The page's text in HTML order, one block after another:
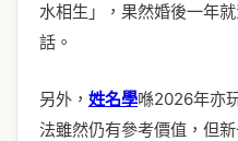
水相生」，果然婚後一年
話。
另外， 姓名學喺2026年亦
法雖然仍有參考價值，但